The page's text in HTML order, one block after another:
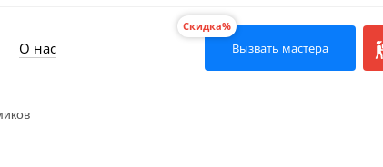
О нас
Скидка%
Вызвать мастера